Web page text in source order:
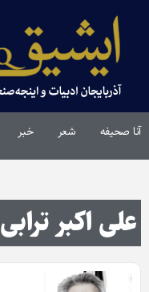
آنا صحیفه شعر خبر
علی اکبر ترابی